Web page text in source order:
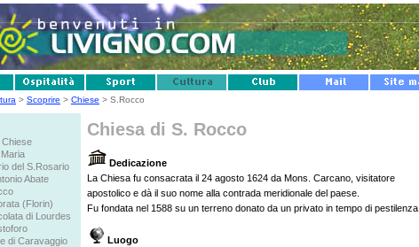
> Scoprire > Chiese > S.Rocco
Chiese
del S.Rosario
Abate
(Florin)
di Lourdes
di Caravaggio
Chiesa di S. Rocco
Dedicazione
La Chiesa fu consacrata il 24 agosto 1624 da Mons. Carcano, visitatore
apostolico e dà il suo nome alla contrada meridionale del paese.
Fu fondata nel 1588 su un terreno donato da un privato in tempo di pestilenza.
Luogo